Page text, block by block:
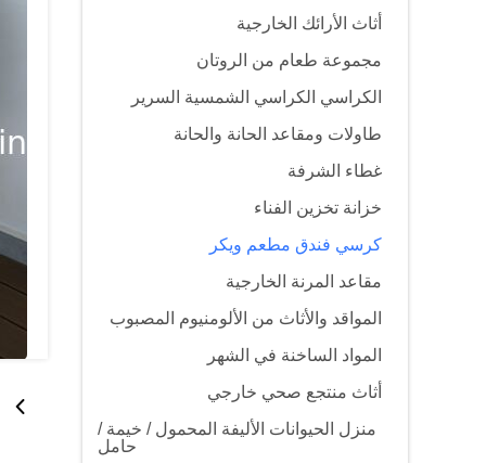
أثاث الأرائك الخارجية
مجموعة طعام من الروتان
الكراسي الكراسي الشمسية السرير
طاولات ومقاعد الحانة والحانة
غطاء الشرفة
خزانة تخزين الفناء
كرسي فندق مطعم ويكر
مقاعد المرنة الخارجية
المواقد والأثاث من الألومنيوم المصبوب
المواد الساخنة في الشهر
أثاث منتجع صحي خارجي
منزل الحيوانات الأليفة المحمول / خيمة /
حامل